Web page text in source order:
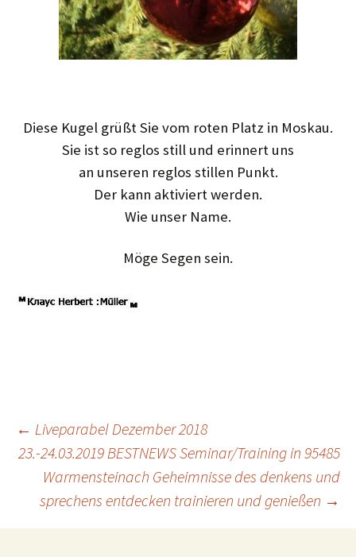
Diese Kugel grüßt Sie vom roten Platz in Moskau.
Sie ist so reglos still und erinnert uns
an unseren reglos stillen Punkt.
Der kann aktiviert werden.
Wie unser Name.
Möge Segen sein.
Beitragsnavigation
← Liveparabel Dezember 2018
23.-24.03.2019 BESTNEWS Seminar/Training in 95485
Warmensteinach Geheimnisse des denkens und
sprechens entdecken trainieren und genießen →